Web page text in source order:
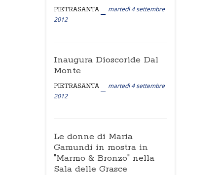
PIETRASANTA
martedì 4 settembre
2012
Inaugura Dioscoride Dal
Monte
PIETRASANTA
martedì 4 settembre
2012
Le donne di Maria
Gamundi in mostra in
"Marmo & Bronzo" nella
Sala delle Grasce